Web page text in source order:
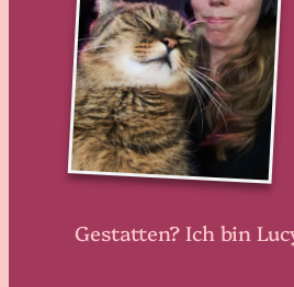
Gestatten? Ich bin